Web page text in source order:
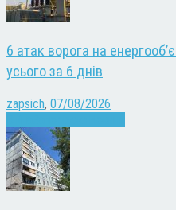
6 атак ворога на
усього за 6 днів
zapsich, 07/08/2026